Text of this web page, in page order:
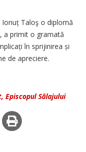
Taloş o diplomă
a primit o gramată
în sprijinirea și
de apreciere.
Episcopul Sălajului